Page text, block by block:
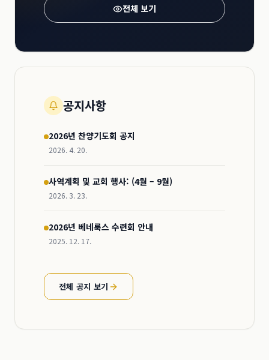
전체 보기
공지사항
2026년 찬양기도회 공지
2026. 4. 20.
사역계획 및 교회 행사: (4월 – 9월)
2026. 3. 23.
2026년 베네룩스 수련회 안내
2025. 12. 17.
전체 공지 보기